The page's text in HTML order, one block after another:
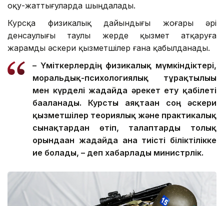
оқу-жаттығуларда шыңдалады.
Курсқа физикалық дайындығы жоғары әрі
денсаулығы таулы жерде қызмет атқаруға
жарамды әскери қызметшілер ғана қабылданады.
– Үміткерлердің физикалық мүмкіндіктері,
моральдық-психологиялық тұрақтылығы
мен күрделі жағдайда әрекет ету қабілеті
бағаланады. Курсты аяқтаған соң әскери
қызметшілер теориялық және практикалық
сынақтардан өтіп, талаптарды толық
орындаған жағдайда ғана тиісті біліктілікке
ие болады, – деп хабарлады министрлік.